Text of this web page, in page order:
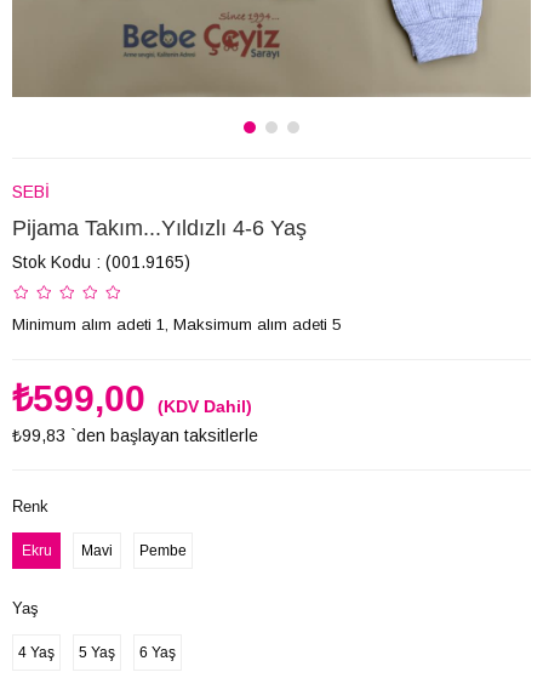
SEBİ
Pijama Takım...Yıldızlı 4-6 Yaş
Stok Kodu (001.9165)
Minimum alım adeti 1, Maksimum alım adeti 5
₺599,00
(KDV Dahil)
₺99,83 `den başlayan taksitlerle
Renk
Ekru Mavi Pembe
Yaş
4 Yaş 5 Yaş 6 Yaş